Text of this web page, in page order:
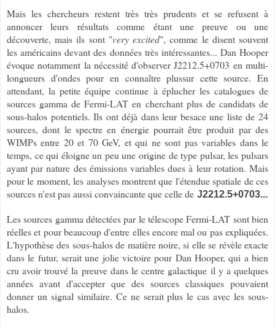
Mais les chercheurs restent très très prudents et se refusent à
annoncer leurs résultats comme étant une preuve ou une
découverte, mais ils sont "very excited", comme le disent souvent
les américains devant des données très intéressantes... Dan Hooper
évoque notamment la nécessité d'observer J2212.5+0703 en multi-
longueurs d'ondes pour en connaître plussur cette source. En
attendant, la petite équipe continue à éplucher les catalogues de
sources gamma de Fermi-LAT en cherchant plus de candidats de
sous-halos potentiels. Ils ont déjà dans leur besace une liste de 24
sources, dont le spectre en énergie pourrait être produit par des
WIMPs entre 20 et 70 GeV, et qui ne sont pas variables dans le
temps, ce qui éloigne un peu une origine de type pulsar, les pulsars
ayant par nature des émissions variables dues à leur rotation. Mais
pour le moment, les analyses montrent que l'étendue spatiale de ces
sources n'est pas aussi convaincante que celle de J2212.5+0703...
Les sources gamma détectées par le télescope Fermi-LAT sont bien
réelles et pour beaucoup d'entre elles encore mal ou pas expliquées.
L'hypothèse des sous-halos de matière noire, si elle se révèle exacte
dans le futur, serait une jolie victoire pour Dan Hooper, qui a bien
cru avoir trouvé la preuve dans le centre galactique il y a quelques
années avant d'accepter que des sources classiques pouvaient
donner un signal similaire. Ce ne serait plus le cas avec les sous-
halos.